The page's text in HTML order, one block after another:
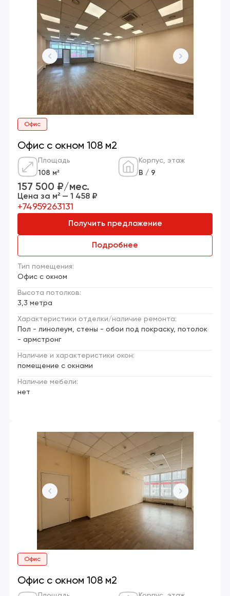
Офис
Офис с окном 108 м2
Площадь
108 м²
Корпус, этаж
В / 9
Тип помещения:
Офис с окном
Высота потолков:
3,3 метра
Характеристики отделки/наличие ремонта:
Пол - линолеум, стены - обои под покраску, потолок
- армстронг
Наличие и характеристики окон:
помещение с окнами
Наличие мебели:
нет
157 500 ₽/мес.
Цена за м² — 1 458 ₽
+74959263131
Получить предложение
Подробнее
Офис
Офис с окном 108 м2